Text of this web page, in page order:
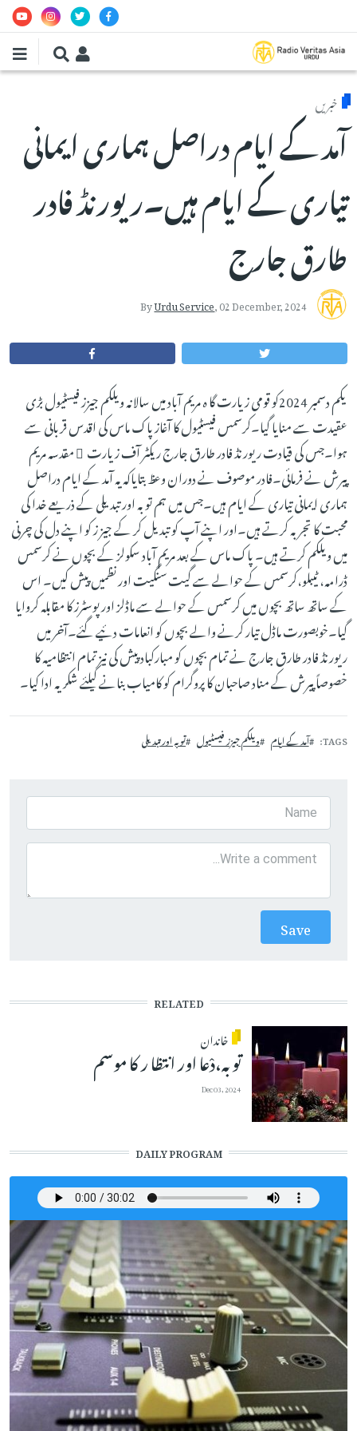
خبریں
آمد کے ایام دراصل ہماری ایمانی
تیاری کے ایام ہیں۔ریورنڈ فادر
طارق جارج
ByUrdu Service,02 December, 2024
یکم دسمبر 2024کو قومی زیارت گا ہ مریم آباد میں سالانہ ویلکم جیزز فیسٹیول بڑی
عقیدت سے منایا گیا۔کرسمس فیسٹیول کا آغاز پاک ماس کی اقدس قربانی سے
ہوا۔جس کی قیادت ریورنڈ فادر طارق جارج ریکٹر آف زیارت ِ مقدسہ مریم
پیرش نے فرمائی۔فادر موصوف نے دوران وعظ بتایاکہ یہ آمد کے ایام دراصل
ہماری ایمانی تیاری کے ایام ہیں۔جس میں ہم توبہ اور تبدیلی کے ذریعے خدا کی
محبت کا تجربہ کرتے ہیں۔اور اپنے آپ کو تبدیل کر کے جیز ز کو اپنے دل کی چرنی
میں ویلکم کرتے ہیں۔ پاک ماس کے بعد مریم آباد سکولز کے بچوں نے کرسمس
ڈرامہ، ٹیبلو،کرسمس کے حوالے سے گیت سنگیت اور نظمیں پیش کیں۔ اس
کے ساتھ ساتھ بچوں میں کرسمس کے حوالے سے ماڈلز اور پوسٹرز کا مقابلہ کروایا
گیا۔خوبصورت ماڈل تیار کرنے والے بچوں کو انعامات دئیے گئے۔آخر میں
ریورنڈ فادر طارق جارج نے تمام بچوں کو مبارکباد پیش کی نیز تمام انتظامیہ کا
خصوصاً پیرش کے مناد صاحبان کا پروگرام کو کامیاب بنانے کیلئے شکریہ ادا کیا۔
TAGS آمد کے ایام ویلکم جیزز فیسٹیول توبہ اور تبدیلی
RELATED
خاندان
توبہ،دْعا اور انتظا ر کا موسم
Dec 03, 2024
DAILY PROGRAM